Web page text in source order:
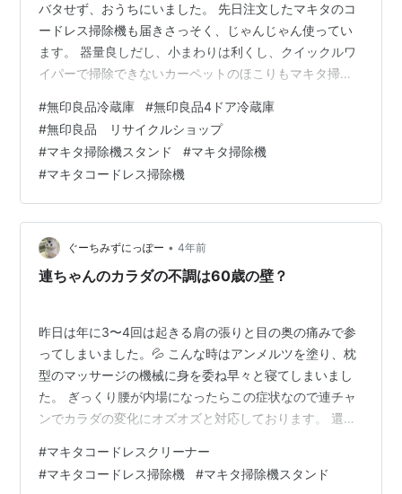
バタせず、おうちにいました。 先日注文したマキタのコ
ードレス掃除機も届きさっそく、じゃんじゃん使ってい
ます。 器量良しだし、小まわりは利くし、クイックルワ
イパーで掃除できないカーペットのほこりもマキタ掃除
'ω' )و フル充電で10分ほど動くそうですがそのあんばいが
まだつかめないのでクイックルワイパーと合わせ技で掃
除していこうと思っています。 わが家は田舎の古いおう
ちなので部屋数が多いんです。 なので普通サイズの掃除
機も所持していますがゆくゆくはマキタ一台でお掃除で
きるくらいのコンパクトな…
#無印良品冷蔵庫 #無印良品4ドア冷蔵庫
#無印良品 リサイクルショップ
#マキタ掃除機スタンド #マキタ掃除機
#マキタコードレス掃除機
ぐーちみずにっぽー • 4年前
連ちゃんのカラダの不調は60歳の壁？
昨日は年に3〜4回は起きる肩の張りと目の奥の痛みで参
ってしまいました。💦 こんな時はアンメルツを塗り、枕
型のマッサージの機械に身を委ね早々と寝てしまいまし
た。 ぎっくり腰が内場になったらこの症状なので連チャ
ンでカラダの変化にオズオズと対応しております。 還暦
治るまでには時間がかかりますし、日々の疲れも何日か
後に出るので、自分のカラダを通してカラダのクセを知
#マキタコードレスクリーナー
#マキタコードレス掃除機 #マキタ掃除機スタンド